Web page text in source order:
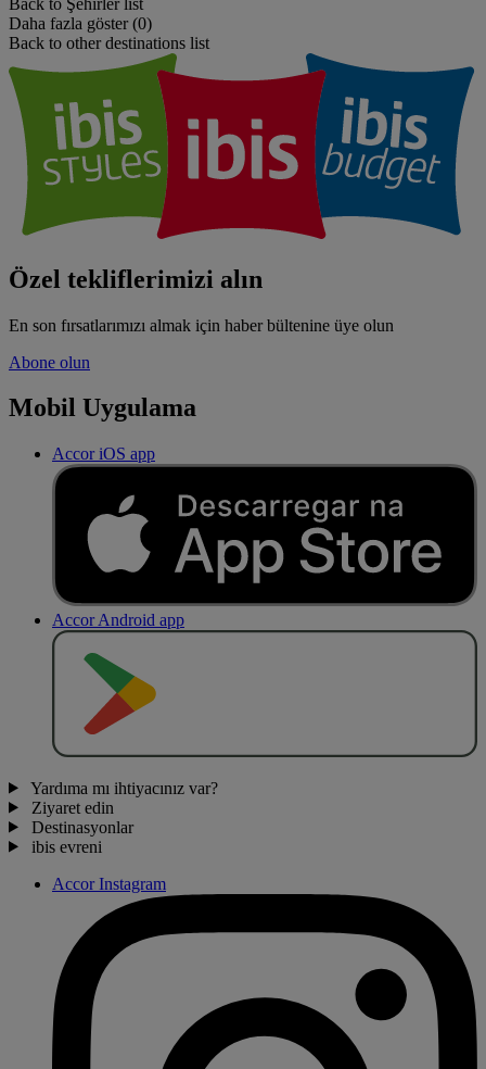
Daha fazla göster (0)
Back to other destinations list
Özel tekliflerimizi alın
En son fırsatlarımızı almak için haber bültenine üye olun
Abone olun
Mobil Uygulama
Accor iOS app
Accor Android app
Yardıma mı ihtiyacınız var?
Ziyaret edin
Destinasyonlar
ibis evreni
Accor Instagram